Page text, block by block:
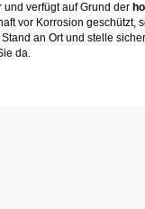
und verfügt auf Grund der
vor Korrosion geschützt,
an Ort und stelle
da.